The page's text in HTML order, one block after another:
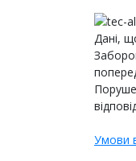
Дані,
Умови